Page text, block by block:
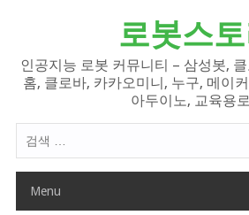
로봇스
인공지능 로봇 커뮤니티 – 삼성봇,
홈, 클로바, 카카오미니, 누구, 메이
아두이노, 교육용
색
Menu